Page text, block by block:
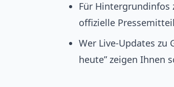
Für Hintergrundinfos
offizielle
Wer Live-Updates zu
heute” zeigen Ihnen